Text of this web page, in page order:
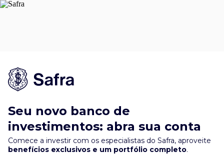
Seu novo banco de
investimentos: abra sua conta
Comece a investir com os especialistas do Safra, aproveite
benefícios exclusivos e um portfólio completo.